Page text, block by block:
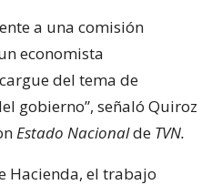
a una comisión
economista
del tema de
gobierno”, señaló Quiroz
Estado Nacionalde TVN.
Hacienda, el trabajo